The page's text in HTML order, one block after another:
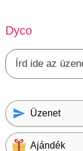
Dyco
Üzenet
Ajándék